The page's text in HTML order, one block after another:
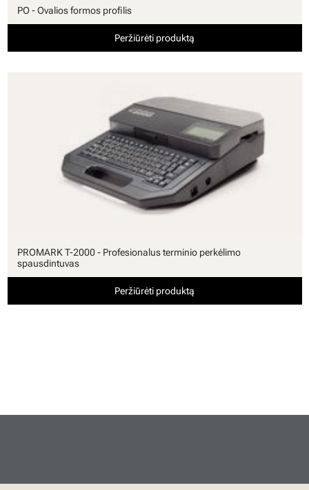
PO - Ovalios formos profilis
Peržiūrėti produktą
PROMARK T-2000 - Profesionalus terminio perkėlimo
spausdintuvas
Peržiūrėti produktą